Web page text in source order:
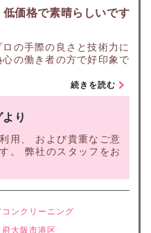
価格で素晴らしいです
の手際の良さと技術力に
の働き者の方で好印象で
続きを読む
り
用、 および貴重なご意
。 弊社のスタッフをお
コンクリーニング
府大阪市港区